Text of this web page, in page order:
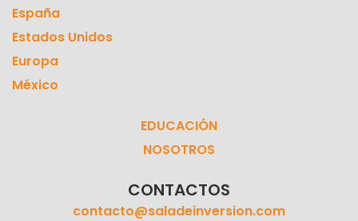
España
Estados Unidos
Europa
México
EDUCACIÓN
NOSOTROS
CONTACTOS
contacto@saladeinversion.com